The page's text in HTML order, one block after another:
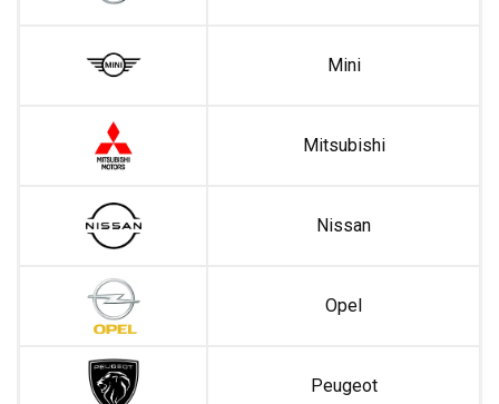
Mini
Mitsubishi
Nissan
Opel
Peugeot